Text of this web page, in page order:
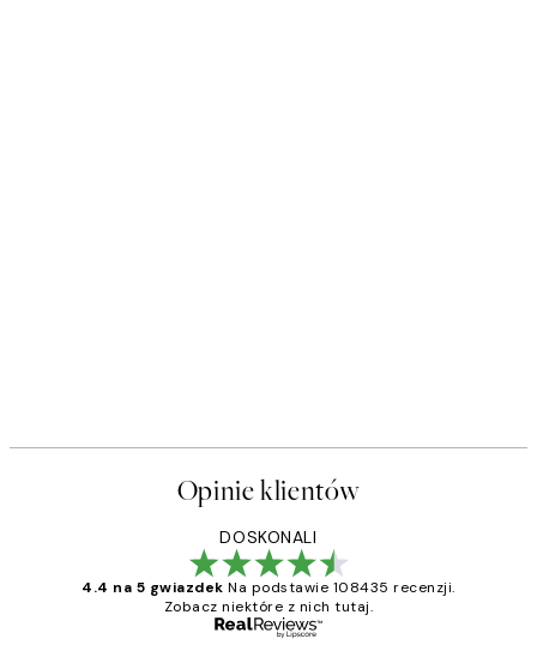
Opinie klientów
DOSKONALI
4.4 na 5 gwiazdek Na podstawie 108435 recenzji.
Zobacz niektóre z nich tutaj.